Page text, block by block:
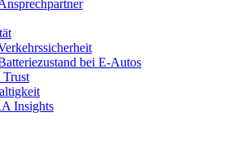
bei E-Autos
Insights